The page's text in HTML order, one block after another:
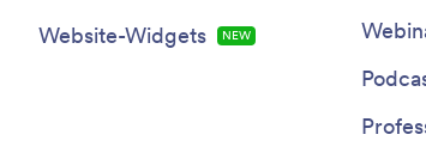
Website-Widgets
NEW